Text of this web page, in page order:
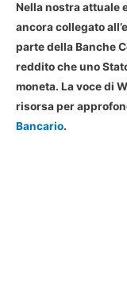
Nella nostra attuale
ancora collegato
parte della Banche
reddito che uno
moneta. La voce di
risorsa per
Bancario.